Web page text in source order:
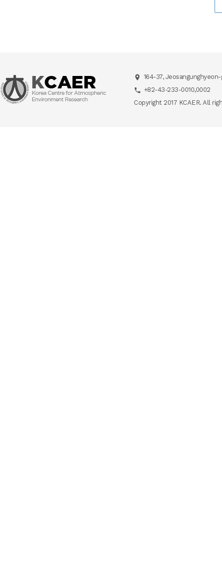
164-37,
+82-43-233-0010,0002
Copyright 2017 KCAER. All